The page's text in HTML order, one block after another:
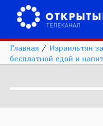
Главная / Израильтян
бесплатной едой и